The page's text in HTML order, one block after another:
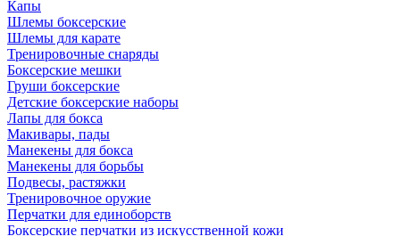
Капы
Шлемы боксерские
Шлемы для карате
Тренировочные снаряды
Боксерские мешки
Груши боксерские
Детские боксерские наборы
Лапы для бокса
Макивары, пады
Манекены для бокса
Манекены для борьбы
Подвесы, растяжки
Тренировочное оружие
Перчатки для единоборств
Боксерские перчатки из искусственной кожи